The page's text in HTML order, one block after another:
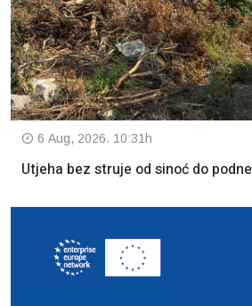
6 Aug, 2026. 10:31h
Utjeha bez struje od sinoć do podne